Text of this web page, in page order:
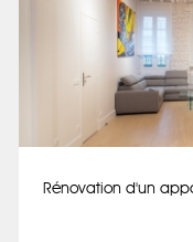
Rénovation d'un